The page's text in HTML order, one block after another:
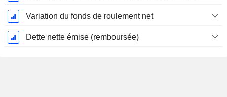
Variation du fonds de roulement net
Dette nette émise (remboursée)